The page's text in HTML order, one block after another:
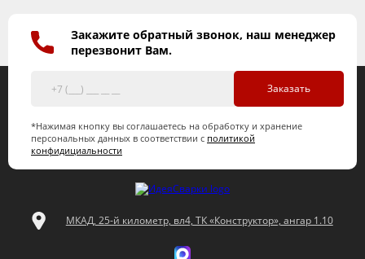
Закажите обратный звонок, наш менеджер
перезвонит Вам.
Заказать
*Нажимая кнопку вы соглашаетесь на обработку и хранение
персональных данных в соответствии с политикой
конфидициальности
МКАД, 25-й километр, вл4, ТК «Конструктор», ангар 1.10